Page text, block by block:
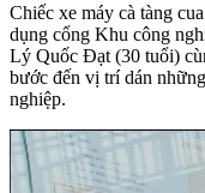
Chiếc xe máy cà tàng
dụng cổng Khu công
Lý Quốc Đạt (30 tuổi)
bước đến vị trí dán
nghiệp.